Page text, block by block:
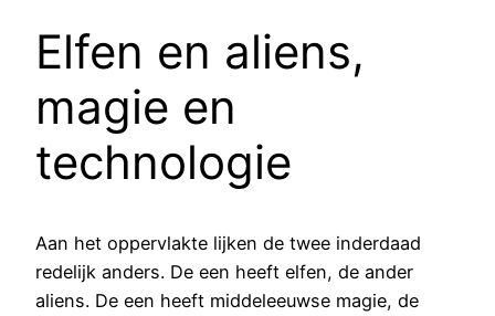
Elfen en aliens,
magie en
technologie
Aan het oppervlakte lijken de twee inderdaad
redelijk anders. De een heeft elfen, de ander
aliens. De een heeft middeleeuwse magie, de